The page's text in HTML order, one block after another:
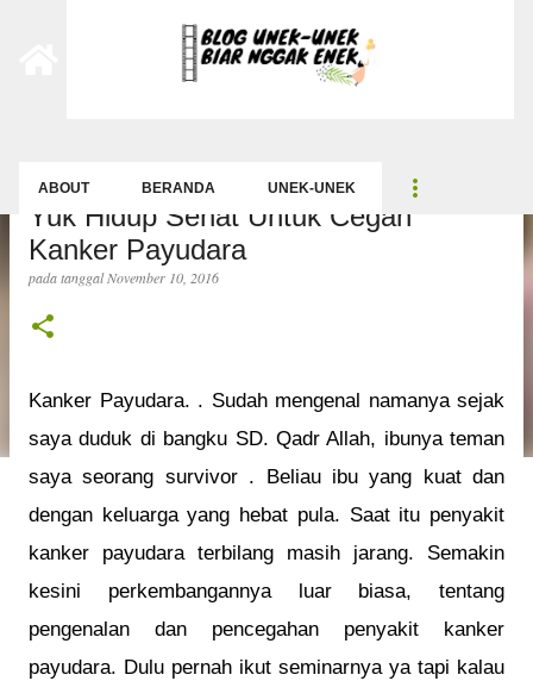
Langsung ke konten utama
ABOUT BERANDA UNEK-UNEK
Yuk Hidup Sehat Untuk Cegah
Kanker Payudara
pada tanggalNovember 10, 2016
Kanker Payudara. . Sudah mengenal namanya sejak
saya duduk di bangku SD. Qadr Allah, ibunya teman
saya seorang survivor . Beliau ibu yang kuat dan
dengan keluarga yang hebat pula. Saat itu penyakit
kanker payudara terbilang masih jarang. Semakin
kesini perkembangannya luar biasa, tentang
pengenalan dan pencegahan penyakit kanker
payudara. Dulu pernah ikut seminarnya ya tapi kalau